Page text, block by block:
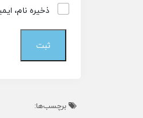
ذخیره نام،
برچسب‌ها: